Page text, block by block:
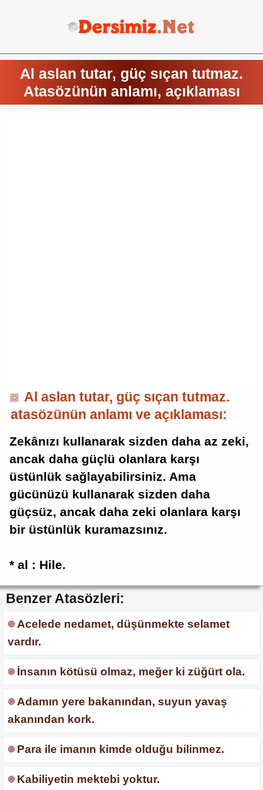
Al aslan tutar, güç sıçan tutmaz.
Atasözünün anlamı, açıklaması
Al aslan tutar, güç sıçan tutmaz.
atasözünün anlamı ve açıklaması:
Zekânızı kullanarak sizden daha az zeki,
ancak daha güçlü olanlara karşı
üstünlük sağlayabilirsiniz. Ama
gücünüzü kullanarak sizden daha
güçsüz, ancak daha zeki olanlara karşı
bir üstünlük kuramazsınız.
* al : Hile.
Benzer Atasözleri:
Acelede nedamet, düşünmekte selamet
vardır.
İnsanın kötüsü olmaz, meğer ki züğürt ola.
Adamın yere bakanından, suyun yavaş
akanından kork.
Para ile imanın kimde olduğu bilinmez.
Kabiliyetin mektebi yoktur.